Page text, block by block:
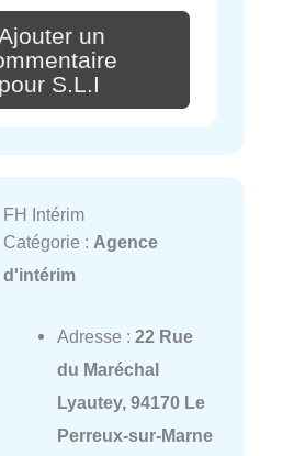
un
pour S.L.I
FH Intérim
Catégorie : Agence
d'intérim
Adresse : 22 Rue
du Maréchal
Lyautey, 94170 Le
Perreux-sur-Marne